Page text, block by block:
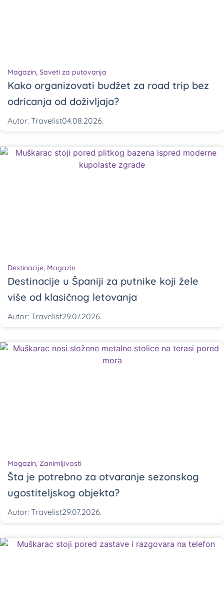
Magazin, Saveti za putovanja
Kako organizovati budžet za road trip bez
odricanja od doživljaja?
Autor: Travelist04.08.2026.
Destinacije, Magazin
Destinacije u Španiji za putnike koji žele
više od klasičnog letovanja
Autor: Travelist29.07.2026.
Magazin, Zanimljivosti
Šta je potrebno za otvaranje sezonskog
ugostiteljskog objekta?
Autor: Travelist29.07.2026.